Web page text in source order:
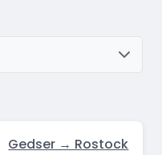
Gedser → Rostock